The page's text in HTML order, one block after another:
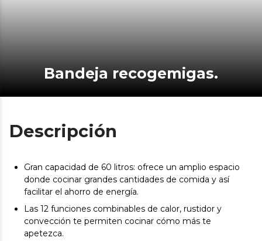
Bandeja recogemigas.
Descripción
Gran capacidad de 60 litros: ofrece un amplio espacio
donde cocinar grandes cantidades de comida y así
facilitar el ahorro de energía.
Las 12 funciones combinables de calor, rustidor y
convección te permiten cocinar cómo más te
apetezca.